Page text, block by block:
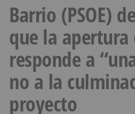
Barrio (PSOE)
que la
responde a
no a la
proyecto